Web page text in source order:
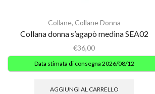
Collane, Collane Donna
Collana donna s’agapò medina SEA02
€36,00
Data stimata di consegna 2026/08/12
AGGIUNGI AL CARRELLO